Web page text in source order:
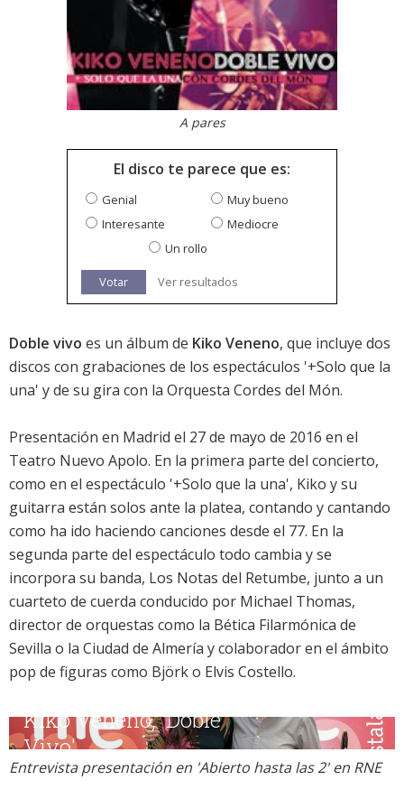
A pares
El disco te parece que es:
Genial
Muy bueno
Interesante
Mediocre
Un rollo
Votar Ver resultados
Doble vivo es un álbum de Kiko Veneno, que incluye dos
discos con grabaciones de los espectáculos '+Solo que la
una' y de su gira con la Orquesta Cordes del Món.
Presentación en Madrid el 27 de mayo de 2016 en el
Teatro Nuevo Apolo. En la primera parte del concierto,
como en el espectáculo '+Solo que la una', Kiko y su
guitarra están solos ante la platea, contando y cantando
como ha ido haciendo canciones desde el 77. En la
segunda parte del espectáculo todo cambia y se
incorpora su banda, Los Notas del Retumbe, junto a un
cuarteto de cuerda conducido por Michael Thomas,
director de orquestas como la Bética Filarmónica de
Sevilla o la Ciudad de Almería y colaborador en el ámbito
pop de figuras como Björko Elvis Costello.
Entrevista presentación en 'Abierto hasta las 2' en RNE